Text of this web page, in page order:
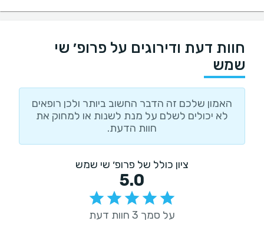
חוות דעת ודירוגים על פרופ׳ שי
שמש
האמון שלכם זה הדבר החשוב ביותר ולכן רופאים
לא יכולים לשלם על מנת לשנות או למחוק את
חוות הדעת.
ציון כולל של פרופ׳ שי שמש
5.0
על סמך 3 חוות דעת